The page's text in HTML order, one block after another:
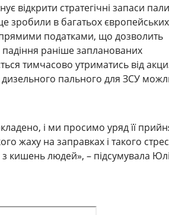
відкрити стратегічні запаси
зробили в багатьох європейських
податками, що дозволить
раніше запланованих
тимчасово утриматись від
пального для ЗСУ
і ми просимо уряд її
жаху на заправках і такого
з кишень людей», – підсумувала